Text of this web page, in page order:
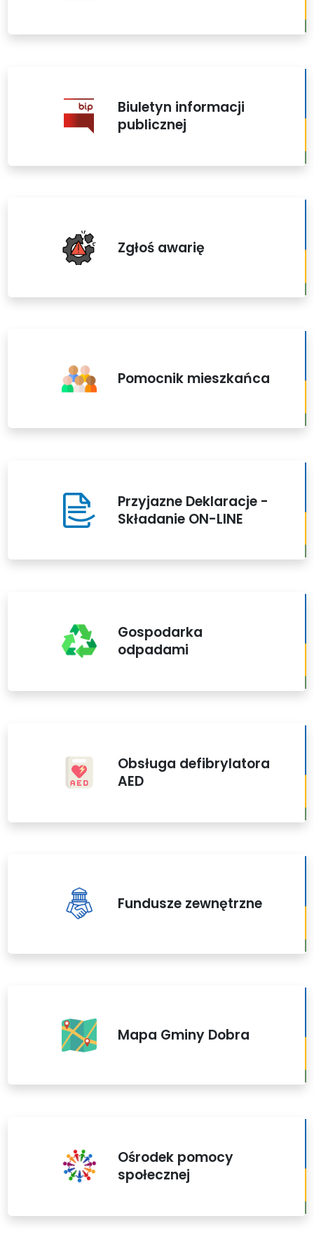
Biuletyn informacji
publicznej
Zgłoś awarię
Pomocnik mieszkańca
Przyjazne Deklaracje -
Składanie ON-LINE
Gospodarka
odpadami
Obsługa defibrylatora
AED
Fundusze zewnętrzne
Mapa Gminy Dobra
Ośrodek pomocy
społecznej